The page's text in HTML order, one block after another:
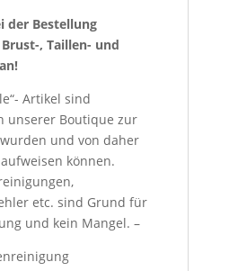
der Bestellung
, Taillen- und
Artikel sind
unserer Boutique zur
und von daher
können.
etc. sind Grund für
und kein Mangel. –